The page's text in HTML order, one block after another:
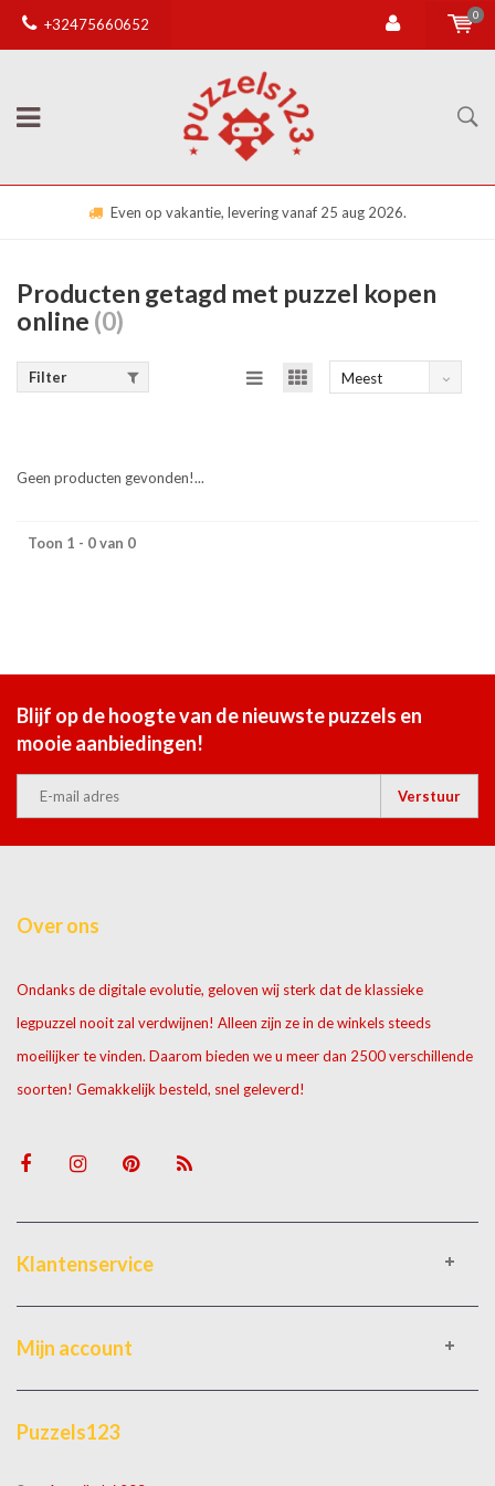
+32475660652
0
Even op vakantie, levering vanaf 25 aug 2026.
Producten getagd met puzzel kopen
online (0)
Filter
Meest
Geen producten gevonden!...
Toon 1 - 0 van 0
Blijf op de hoogte van de nieuwste puzzels en
mooie aanbiedingen!
Verstuur
Over ons
Ondanks de digitale evolutie, geloven wij sterk dat de klassieke
legpuzzel nooit zal verdwijnen! Alleen zijn ze in de winkels steeds
moeilijker te vinden. Daarom bieden we u meer dan 2500 verschillende
soorten! Gemakkelijk besteld, snel geleverd!
Klantenservice
Mijn account
Puzzels123